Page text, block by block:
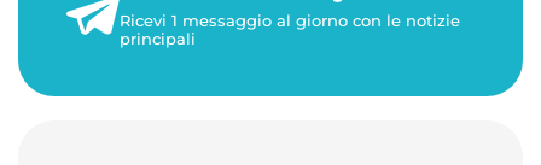
Ricevi 1 messaggio al giorno con le notizie
principali